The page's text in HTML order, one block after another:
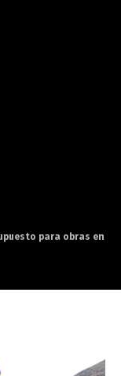
para obras en